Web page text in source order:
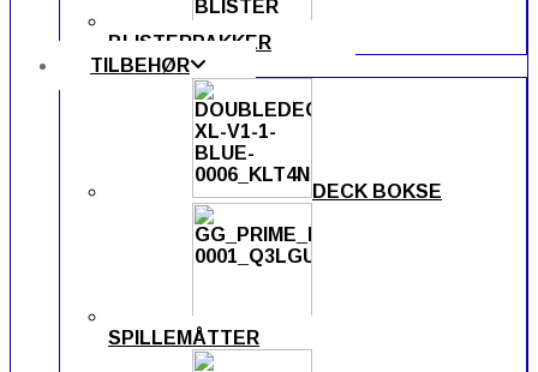
BLISTERPAKKER
TILBEHØR
DECK BOKSE
SPILLEMÅTTER